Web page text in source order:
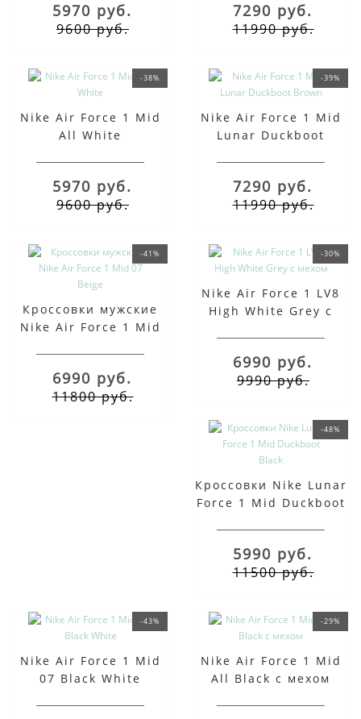
5970 руб.
9600 руб.
7290 руб.
11990 руб.
-38%
Nike Air Force 1 Mid
All White
5970 руб.
9600 руб.
-39%
Nike Air Force 1 Mid
Lunar Duckboot
7290 руб.
11990 руб.
-41%
Кроссовки мужские
Nike Air Force 1 Mid
6990 руб.
11800 руб.
-30%
Nike Air Force 1 LV8
High White Grey с
6990 руб.
9990 руб.
-48%
Кроссовки Nike Lunar
Force 1 Mid Duckboot
5990 руб.
11500 руб.
-43%
Nike Air Force 1 Mid
07 Black White
-29%
Nike Air Force 1 Mid
All Black с мехом